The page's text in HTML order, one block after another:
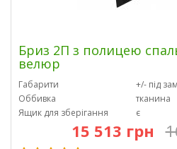
Бриз 2П з полицею
велюр
Габарити
+/- під
Оббивка
тканина
Ящик для зберігання
є
15 513 грн